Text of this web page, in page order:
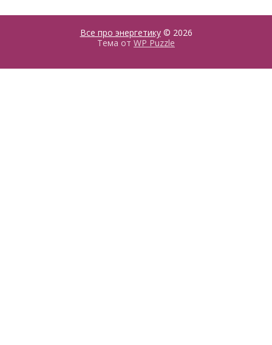
Все про энергетику© 2026
Тема от WP Puzzle